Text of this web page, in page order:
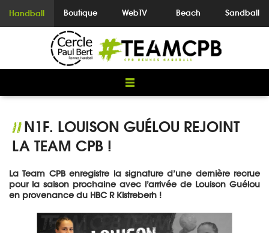
Handball Boutique WebTV Beach Sandball
//N1F. LOUISON GUÉLOU REJOINT
LA TEAM CPB !
La Team CPB enregistre la signature d’une dernière recrue
pour la saison prochaine avec l’arrivée de Louison Guélou
en provenance du HBC R Kistreberh !